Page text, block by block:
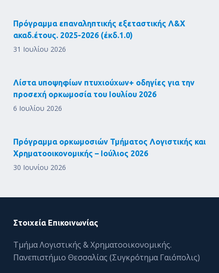
Πρόγραμμα επαναληπτικής εξεταστικής Λ&Χ
ακαδ.έτους. 2025-2026 (έκδ.1.0)
31 Ιουλίου 2026
Λίστα υποψηφίων πτυχιούχων+ οδηγίες για την
προσεχή ορκωμοσία του Ιουλίου 2026
6 Ιουλίου 2026
Πρόγραμμα ορκωμοσιών Τμήματος Λογιστικής και
Χρηματοοικονομικής – Ιούλιος 2026
30 Ιουνίου 2026
Στοιχεία Επικοινωνίας
Τμήμα Λογιστικής & Χρηματοοικονομικής.
Πανεπιστήμιο Θεσσαλίας (Συγκρότημα Γαιόπολις)